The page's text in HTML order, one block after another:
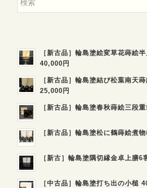
［新古品］輪島塗絵変草花蒔絵
40,000円
［新古品］輪島塗結び松葉南天
25,000円
［新古品］輪島塗春秋蒔絵三段
［新古品］輪島塗松に鶴蒔絵
［新古］輪島塗隅切縁金卓上膳6
［中古品］輪島塗打ち出の小槌